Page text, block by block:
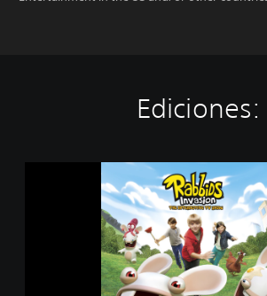
Ediciones: